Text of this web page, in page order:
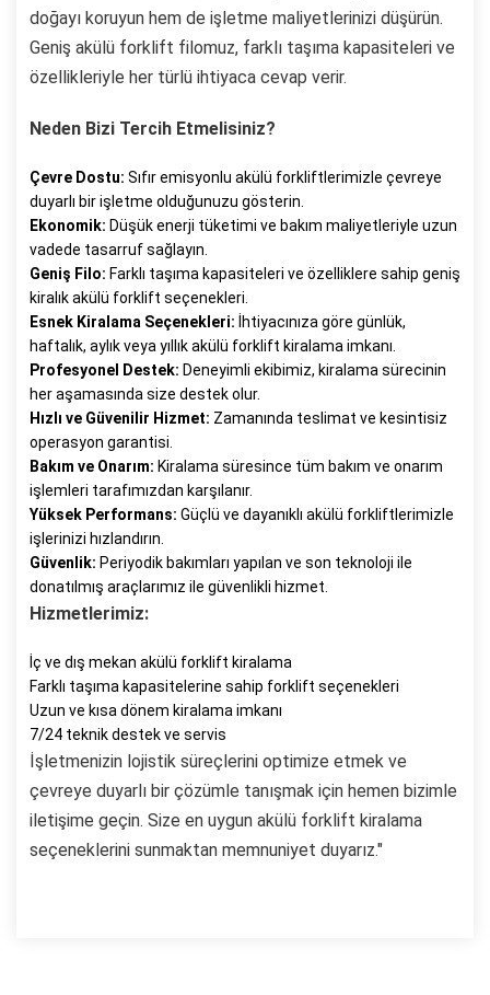
doğayı koruyun hem de işletme maliyetlerinizi düşürün.
Geniş akülü forklift filomuz, farklı taşıma kapasiteleri ve
özellikleriyle her türlü ihtiyaca cevap verir.
Neden Bizi Tercih Etmelisiniz?
Çevre Dostu: Sıfır emisyonlu akülü forkliftlerimizle çevreye
duyarlı bir işletme olduğunuzu gösterin.
Ekonomik: Düşük enerji tüketimi ve bakım maliyetleriyle uzun
vadede tasarruf sağlayın.
Geniş Filo: Farklı taşıma kapasiteleri ve özelliklere sahip geniş
kiralık akülü forklift seçenekleri.
Esnek Kiralama Seçenekleri: İhtiyacınıza göre günlük,
haftalık, aylık veya yıllık akülü forklift kiralama imkanı.
Profesyonel Destek: Deneyimli ekibimiz, kiralama sürecinin
her aşamasında size destek olur.
Hızlı ve Güvenilir Hizmet: Zamanında teslimat ve kesintisiz
operasyon garantisi.
Bakım ve Onarım: Kiralama süresince tüm bakım ve onarım
işlemleri tarafımızdan karşılanır.
Yüksek Performans: Güçlü ve dayanıklı akülü forkliftlerimizle
işlerinizi hızlandırın.
Güvenlik: Periyodik bakımları yapılan ve son teknoloji ile
donatılmış araçlarımız ile güvenlikli hizmet.
Hizmetlerimiz:
İç ve dış mekan akülü forklift kiralama
Farklı taşıma kapasitelerine sahip forklift seçenekleri
Uzun ve kısa dönem kiralama imkanı
7/24 teknik destek ve servis
İşletmenizin lojistik süreçlerini optimize etmek ve
çevreye duyarlı bir çözümle tanışmak için hemen bizimle
iletişime geçin. Size en uygun akülü forklift kiralama
seçeneklerini sunmaktan memnuniyet duyarız."